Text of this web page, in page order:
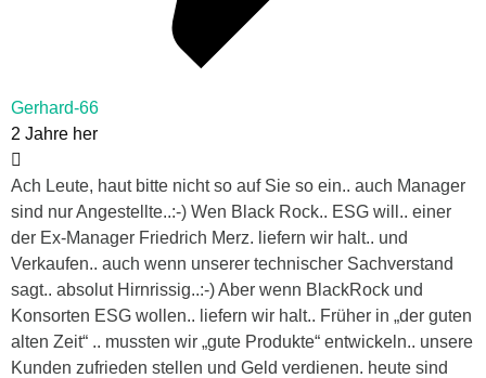
Gerhard-66
2 Jahre her
Ach Leute, haut bitte nicht so auf Sie so ein.. auch Manager
sind nur Angestellte..:-) Wen Black Rock.. ESG will.. einer
der Ex-Manager Friedrich Merz. liefern wir halt.. und
Verkaufen.. auch wenn unserer technischer Sachverstand
sagt.. absolut Hirnrissig..:-) Aber wenn BlackRock und
Konsorten ESG wollen.. liefern wir halt.. Früher in „der guten
alten Zeit“ .. mussten wir „gute Produkte“ entwickeln.. unsere
Kunden zufrieden stellen und Geld verdienen. heute sind